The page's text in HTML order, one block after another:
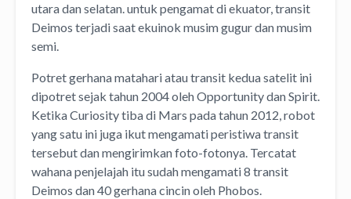
utara dan selatan. untuk pengamat di ekuator, transit
Deimos terjadi saat ekuinok musim gugur dan musim
semi.
Potret gerhana matahari atau transit kedua satelit ini
dipotret sejak tahun 2004 oleh Opportunity dan Spirit.
Ketika Curiosity tiba di Mars pada tahun 2012, robot
yang satu ini juga ikut mengamati peristiwa transit
tersebut dan mengirimkan foto-fotonya. Tercatat
wahana penjelajah itu sudah mengamati 8 transit
Deimos dan 40 gerhana cincin oleh Phobos.